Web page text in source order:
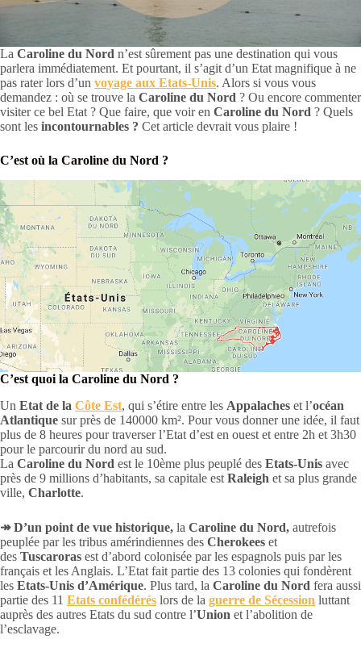
La Caroline du Nord n’est sûrement pas une destination qui vous
parlera immédiatement. Et pourtant, il s’agit d’un Etat magnifique à ne
pas rater lors d’un voyage aux Etats-Unis. Alors si vous vous
demandez : où se trouve la Caroline du Nord ? Ou encore commenter
visiter ce bel Etat ? Que faire, que voir en Caroline du Nord ? Quels
sont les incontournables ? Cet article devrait vous plaire !
C’est où la Caroline du Nord ?
C’est quoi la Caroline du Nord ?
Un Etat de la Côte Est, qui s’étire entre les Appalaches et l’océan
Atlantique sur près de 140000 km². Pour vous donner une idée, il faut
plus de 8 heures pour traverser l’Etat d’est en ouest et entre 2h et 3h30
pour le parcourir du nord au sud.
La Caroline du Nord est le 10ème plus peuplé des Etats-Unis avec
près de 9 millions d’habitants, sa capitale est Raleigh et sa plus grande
ville, Charlotte.
↠ D’un point de vue historique, la Caroline du Nord, autrefois
peuplée par les tribus amérindiennes des Cherokees et
des Tuscaroras est d’abord colonisée par les espagnols puis par les
français et les Anglais. L’Etat fait partie des 13 colonies qui fondèrent
les Etats-Unis d’Amérique. Plus tard, la Caroline du Nord fera aussi
partie des 11 Etats confédérés lors de la guerre de Sécession luttant
auprès des autres Etats du sud contre l’Union et l’abolition de
l’esclavage.